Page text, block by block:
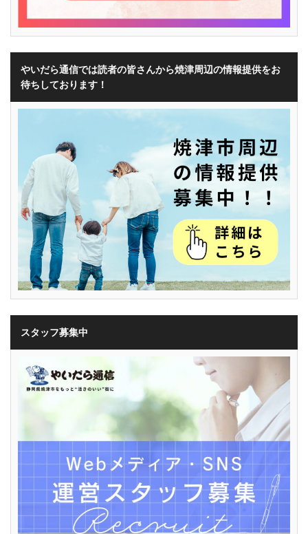
やいだら通信では読者の皆さんから焼津周辺の情報提供をお
待ちしております！
スタッフ募集中